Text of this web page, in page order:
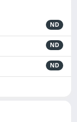
ND
ND
ND